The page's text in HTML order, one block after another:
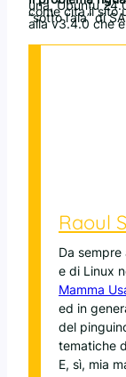
una, Ubuntu
come cita il sito
“sotto l’ala” di
alla v3.4.0 che
Raoul
Da
e di Linux
Mamma
ed in
del
tematiche
E, sì, mia